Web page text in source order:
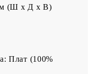
(Ш x Д x В)
Плат (100%